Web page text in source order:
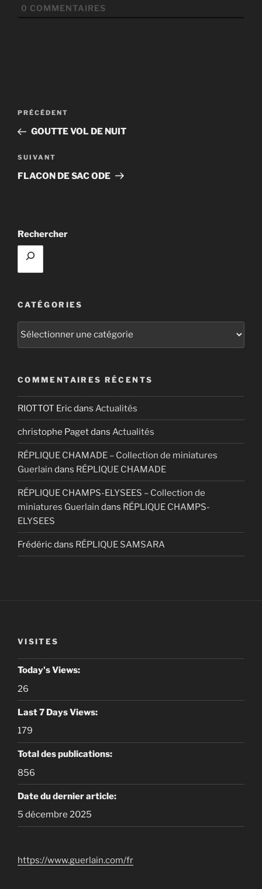
0 COMMENTAIRES
Navigation
l’article
Article
précédent
PRÉCÉDENT
GOUTTE VOL DE NUIT
Article
suivant
SUIVANT
FLACON DE SAC ODE
Rechercher
CATÉGORIES
COMMENTAIRES RÉCENTS
RIOTTOT Ericdans Actualités
christophe Pagetdans Actualités
RÉPLIQUE CHAMADE – Collection de miniatures
Guerlain dans RÉPLIQUE CHAMADE
RÉPLIQUE CHAMPS-ELYSEES – Collection de
miniatures Guerlain dans RÉPLIQUE CHAMPS-
ELYSEES
Frédéricdans RÉPLIQUE SAMSARA
VISITES
Today's Views:
26
Last 7 Days Views:
179
Total des publications:
856
Date du dernier article:
5 décembre 2025
https://www.guerlain.com/fr